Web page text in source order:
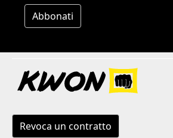
Abbonati
Revoca un contratto